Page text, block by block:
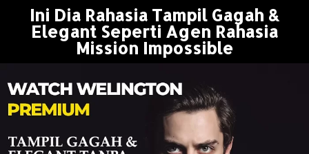
Ini Dia Rahasia Tampil Gagah &
Elegant Seperti Agen Rahasia
Mission Impossible